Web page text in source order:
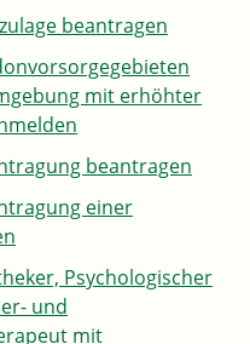
beantragen
mit erhöhter
beantragen
einer
Psychologischer
und
mit